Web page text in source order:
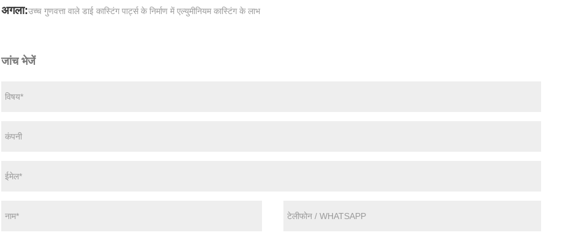
अगला:उच्च गुणवत्ता वाले डाई कास्टिंग पार्ट्स के निर्माण में एल्युमीनियम कास्टिंग के लाभ
जांच भेजें